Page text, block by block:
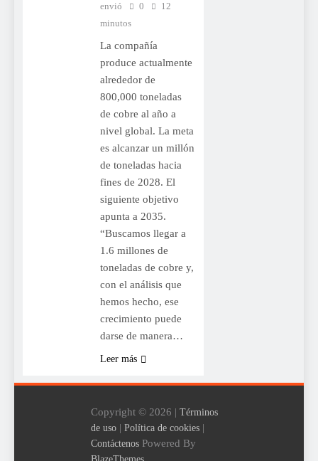
envió
0
12
minutos
La compañía
produce actualmente
alrededor de
800,000 toneladas
de cobre al año a
nivel global. La meta
es alcanzar un millón
de toneladas hacia
fines de 2028. El
siguiente objetivo
apunta a 2035.
“Buscamos llegar a
1.6 millones de
toneladas de cobre y,
con el análisis que
hemos hecho, ese
crecimiento puede
darse de manera…
Leer más
Copyright © 2026 | Términos
de uso | Política de cookies |
Contáctenos Powered By